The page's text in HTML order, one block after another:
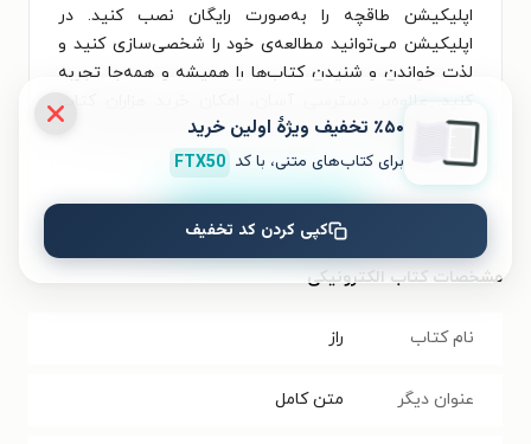
اپلیکیشن طاقچه را به‌صورت رایگان نصب کنید. در
اپلیکیشن می‌توانید مطالعه‌ی خود را شخصی‌سازی کنید و
لذت خواندن و شنیدن کتاب‌ها را همیشه و همه‌جا تجربه
کنید. علاوه‌بر دسترسی آسان، امکان خرید هزاران کتاب
صوتی و الکترونیکی با تخفیف‌های ویژه و بهترین قیمت هم
فراهم است.
مشخصات کتاب الکترونیکی
نام کتاب راز
عنوان دیگر متن کامل
٪۵۰ تخفیف ویژۀ اولین خرید
برای کتاب‌های متنی، با کد FTX50
کپی کردن کد تخفیف